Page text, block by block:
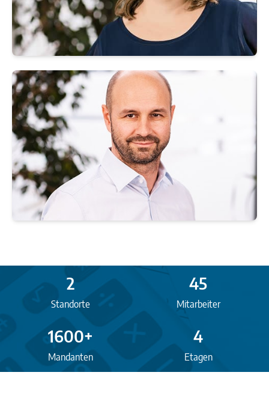
2
Standorte
45
Mitarbeiter
1600+
Mandanten
4
Etagen